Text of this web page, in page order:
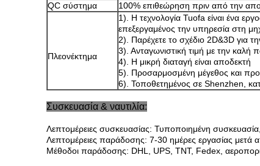
QC σύστημα
100% επιθεώρηση πριν από την
Πλεονέκτημα
1). Η τεχνολογία Tuofa είναι ένα
επεξεργαμένος την υπηρεσία στη
2). Παρέχετε το σχέδιο 2D&3D για
3). Ανταγωνιστική τιμή με την καλή
4). Η μικρή διαταγή είναι αποδεκτή
5). Προσαρμοσμένη μέγεθος και
6). Τοποθετημένος σε Shenzhen,
Συσκευασία & ναυτιλία:
Λεπτομέρειες συσκευασίας: Τυποποιημένη
Λεπτομέρειες παράδοσης: 7-30 ημέρες εργασίας μετά
Μέθοδοι παράδοσης: DHL, UPS, TNT, Fedex,